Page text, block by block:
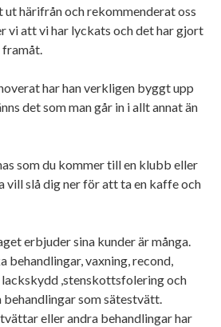
ut härifrån och rekommenderat oss
vi att vi har lyckats och det har gjort
framåt.
har han verkligen byggt upp
det som man går in i allt annat än
som du kommer till en klubb eller
vill slå dig ner för att ta en kaffe och
erbjuder sina kunder är många.
behandlingar, vaxning, recond,
,stenskottsfolering och
som sätestvätt.
eller andra behandlingar har